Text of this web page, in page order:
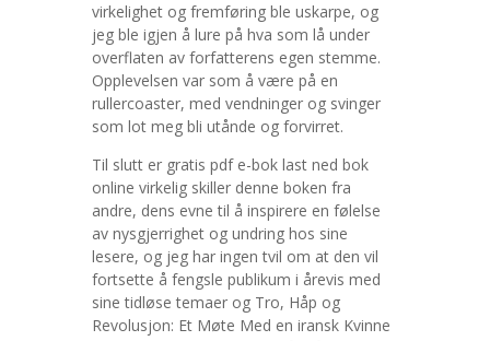
virkelighet og fremføring ble uskarpe, og
jeg ble igjen å lure på hva som lå under
overflaten av forfatterens egen stemme.
Opplevelsen var som å være på en
rullercoaster, med vendninger og svinger
som lot meg bli utånde og forvirret.
Til slutt er gratis pdf e-bok last ned bok
online virkelig skiller denne boken fra
andre, dens evne til å inspirere en følelse
av nysgjerrighet og undring hos sine
lesere, og jeg har ingen tvil om at den vil
fortsette å fengsle publikum i årevis med
sine tidløse temaer og Tro, Håp og
Revolusjon: Et Møte Med en iransk Kvinne